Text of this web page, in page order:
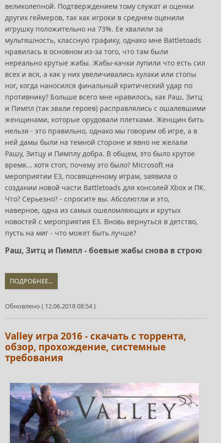
великолепной. Подтверждением тому служат и оценки
других геймеров, так как игроки в среднем оценили
игрушку положительно на 73%. Ее хвалили за
мультяшность, классную графику, однако мне Battletoads
нравилась в основном из-за того, что там были
нереально крутые жабы. Жабы-качки лупили что есть сил
всех и вся, а как у них увеличивались кулаки или стопы
ног, когда наносился финальный критический удар по
противнику? Больше всего мне нравилось, как Раш, Зитц
и Пимпл (так звали героев) расправлялись с ошалевшими
женщинами, которые орудовали плетками. Женщин бить
нельзя - это правильно, однако мы говорим об игре, а в
ней дамы были на темной стороне и явно не желали
Рашу, Зитцу и Пимплу добра. В общем, это было крутое
время... хотя стоп, почему это было? Microsoft на
мероприятии E3, посвященному играм, заявила о
создании новой части Battletoads для консолей Xbox и ПК.
Что? Серьезно? - спросите вы. Абсолютли и это,
наверное, одна из самых ошеломляющих и крутых
новостей с мероприятия E3. Вновь вернуться в детство,
пусть на миг - что может быть лучше?
Раш, Зитц и Пимпл - боевые жабы снова в строю
ПОДРОБНЕЕ...
Обновлено ( 12.06.2018 08:54 )
Valley игра 2016 - скачать с торрента,
обзор, прохождение, системные
требования